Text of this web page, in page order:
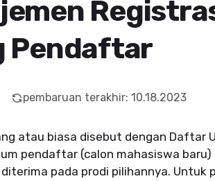
Pendaftar
pembaruan terakhir: 10.18.2023
atau biasa disebut dengan Daftar
pendaftar (calon mahasiswa baru)
pada prodi pilihannya.